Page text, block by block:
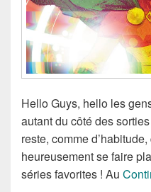
Hello Guys, hello les
autant du côté des
reste, comme
heureusement se faire
séries favorites ! Au